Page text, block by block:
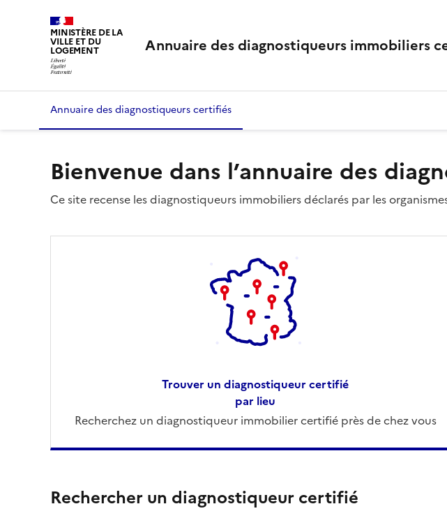
MINISTÈRE DE LA
VILLE ET DU
LOGEMENT Annuaire des diagnostiqueurs immobiliers
Annuaire des diagnostiqueurs certifiés
Bienvenue dans l’annuaire des
Ce site recense les diagnostiqueurs immobiliers déclarés par les
Trouver un diagnostiqueur certifié
par lieu
Recherchez un diagnostiqueur immobilier certifié près de chez vous
Rechercher un diagnostiqueur certifié